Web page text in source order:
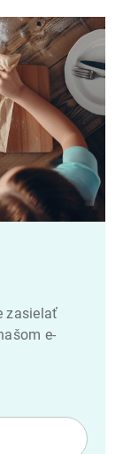
zasielať
e-